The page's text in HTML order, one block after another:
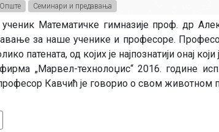
Опште Семинари и предавања
Математичке гимназије проф. др
за наше ученике и професоре.
патената, од којих је најпознатији онај
фирма „Марвел-технолоџис“ 2016. године
Кавчић je говорио о свом животном